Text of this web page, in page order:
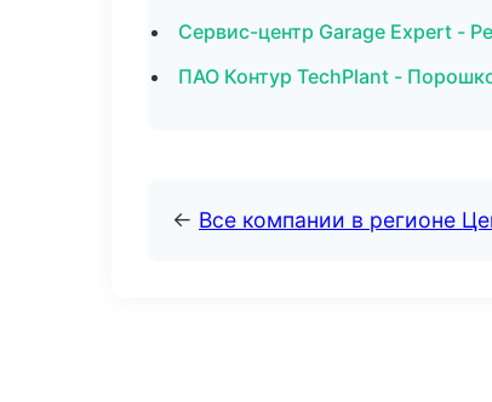
Сервис-центр Garage Expert -
ПАО Контур TechPlant -
← Все компании в регионе